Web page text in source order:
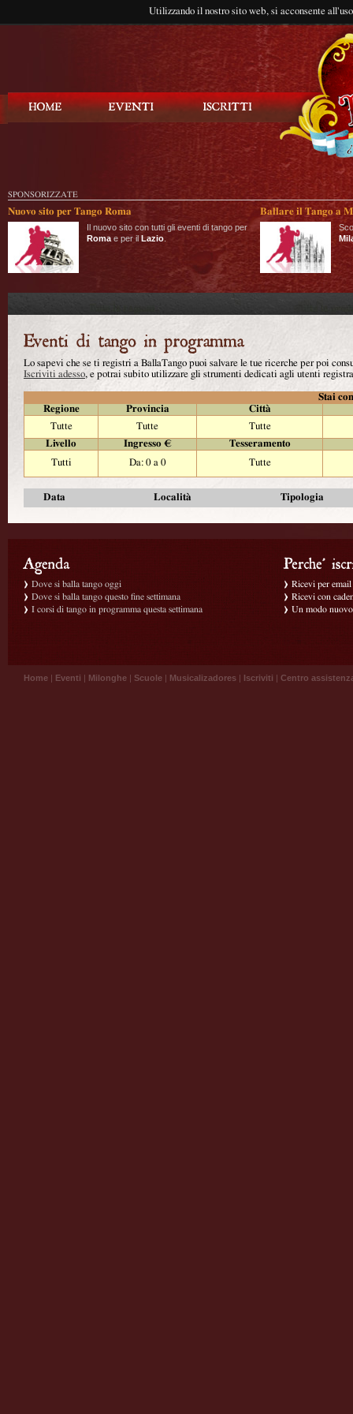
Utilizzando il nostro sito web, si acconsente
SPONSORIZZATE
Nuovo sito per Tango Roma
Il nuovo sito con tutti gli eventi di tango per
Roma e per il Lazio
Ballare il Tango a
Lo sapevi che se ti registri a BallaTango puoi salvare le tue ricerche per poi
Iscriviti adesso, e potrai subito utilizzare gli strumenti dedicati agli utenti
Stai
Regione
Provincia
Città
Tutte
Tutte
Tutte
Livello
Ingresso €
Tesseramento
Tutti
Da: 0 a 0 Tutte
Data Località Tipologia
Dove si balla tango oggi
Dove si balla tango questo fine settimana
I corsi di tango in programma questa settimana
Ricevi per
Ricevi con
Un modo
Home | Eventi | Milonghe | Scuole | Musicalizadores | Iscriviti | Centro